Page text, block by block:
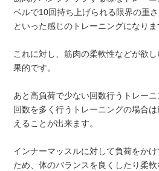
ベルで10回持ち上げられる限界の重
といった感じのトレーニングになりま
これに対し、筋肉の柔軟性などが欲
果的です。
あと高負荷で少ない回数行うトレー
回数を多く行うトレーニングの場合
えることが出来ます。
インナーマッスルに対して負荷をか
ため、体のバランスを良くしたり柔